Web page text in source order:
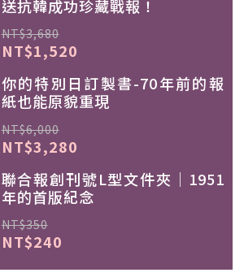
送抗韓成功珍藏戰報！
NT$3,680
NT$1,520
你的特別日訂製書-70年前的報
紙也能原貌重現
NT$6,000
NT$3,280
聯合報創刊號L型文件夾｜1951
年的首版紀念
NT$350
NT$240